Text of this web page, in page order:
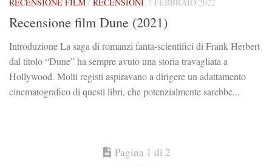
Recensione film Dune (2021)
Introduzione La saga di romanzi fanta-scientifici di Frank Herbert
dal titolo “Dune” ha sempre avuto una storia travagliata a
Hollywood. Molti registi aspiravano a dirigere un adattamento
cinematografico di questi libri, che potenzialmente sarebbe...
Pagina 1 di 2